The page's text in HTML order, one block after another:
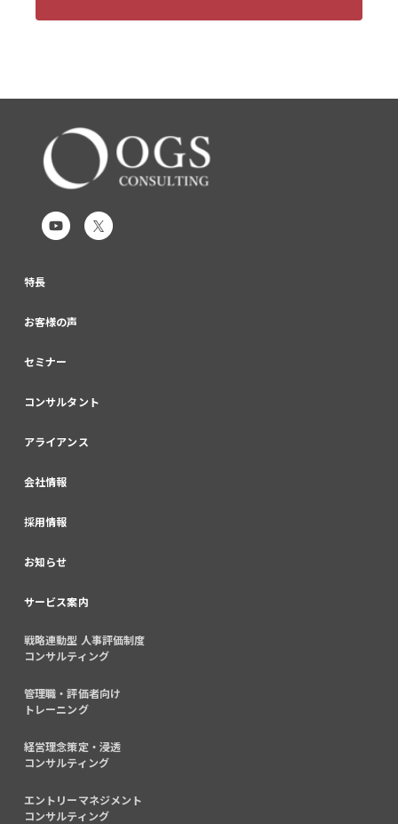
特長
お客様の声
セミナー
コンサルタント
アライアンス
会社情報
採用情報
お知らせ
サービス案内
戦略連動型 人事評価制度
コンサルティング
管理職・評価者向け
トレーニング
経営理念策定・浸透
コンサルティング
エントリーマネジメント
コンサルティング